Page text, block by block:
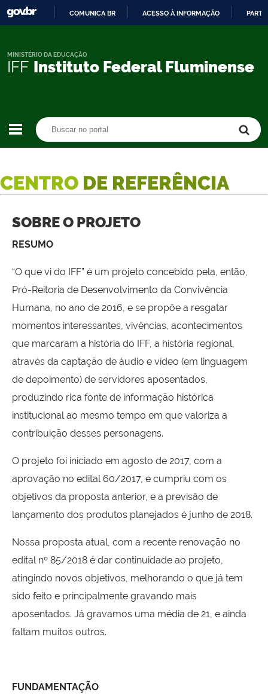
CONTEÚDO
COMUNICA BR ACESSO À INFORMAÇÃO
IFF Instituto Federal Fluminense
MINISTÉRIO DA EDUCAÇÃO
CENTRO DE REFERÊNCIA
SOBRE O PROJETO
RESUMO
“O que vi do IFF” é um projeto concebido pela, então,
Pró-Reitoria de Desenvolvimento da Convivência
Humana, no ano de 2016, e se propõe a resgatar
momentos interessantes, vivências, acontecimentos
que marcaram a história do IFF, a história regional,
através da captação de áudio e vídeo (em linguagem
de depoimento) de servidores aposentados,
produzindo rica fonte de informação histórica
institucional ao mesmo tempo em que valoriza a
contribuição desses personagens.
O projeto foi iniciado em agosto de 2017, com a
aprovação no edital 60/2017, e cumpriu com os
objetivos da proposta anterior, e a previsão de
lançamento dos produtos planejados é junho de 2018.
Nossa proposta atual, com a recente renovação no
edital nº 85/2018 é dar continuidade ao projeto,
atingindo novos objetivos, melhorando o que já tem
sido feito e principalmente gravando mais
aposentados. Já gravamos uma média de 21, e ainda
faltam muitos outros.
FUNDAMENTAÇÃO